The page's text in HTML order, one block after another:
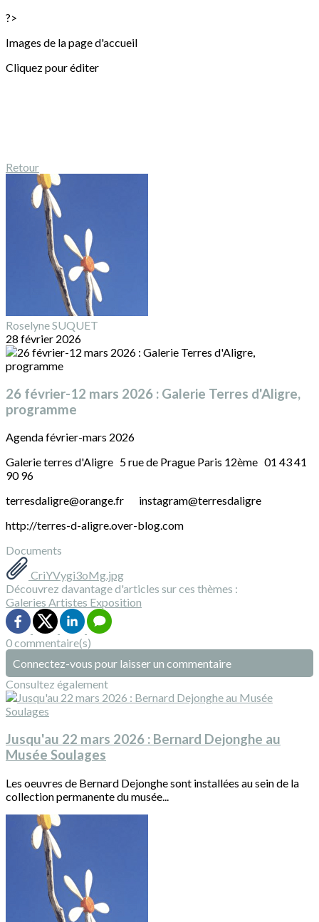
?>
Images de la page d'accueil
Cliquez pour éditer
Retour
Roselyne SUQUET
28 février 2026
26 février-12 mars 2026 : Galerie Terres d'Aligre,
programme
Agenda février-mars 2026
Galerie terres d'Aligre 5 rue de Prague Paris 12ème 01 43 41
90 96
terresdaligre@orange.fr instagram@terresdaligre
http://terres-d-aligre.over-blog.com
Documents
CriYVygi3oMg.jpg
Découvrez davantage d'articles sur ces thèmes :
Galeries Artistes Exposition
0 commentaire(s)
Connectez-vous pour laisser un commentaire
Consultez également
Jusqu'au 22 mars 2026 : Bernard Dejonghe au
Musée Soulages
Les oeuvres de Bernard Dejonghe sont installées au sein de la
collection permanente du musée...